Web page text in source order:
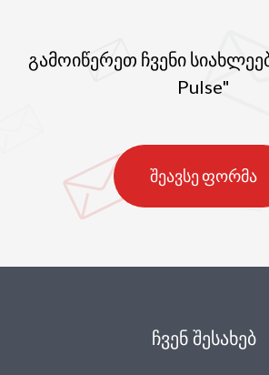
გამოიწერეთ ჩვენი
Pulse"
შეავსე ფორმა
ᲩᲕᲔᲜ ᲨᲔᲡᲐᲮᲔᲑ